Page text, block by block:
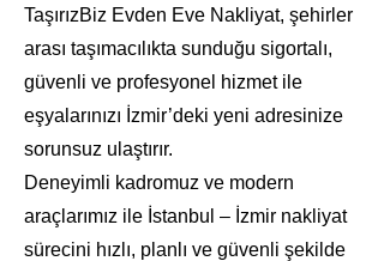
TaşırızBiz Evden Eve Nakliyat, şehirler
arası taşımacılıkta sunduğu sigortalı,
güvenli ve profesyonel hizmet ile
eşyalarınızı İzmir’deki yeni adresinize
sorunsuz ulaştırır.
Deneyimli kadromuz ve modern
araçlarımız ile İstanbul – İzmir nakliyat
sürecini hızlı, planlı ve güvenli şekilde